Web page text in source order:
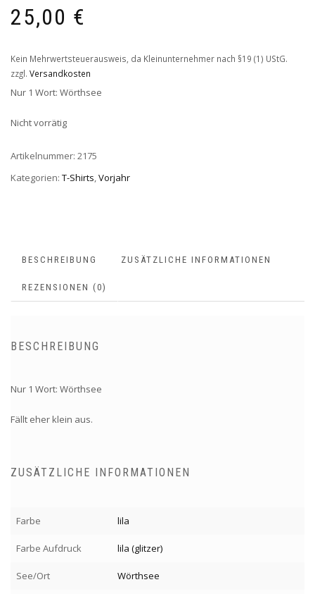
25,00 €
Kein Mehrwertsteuerausweis, da Kleinunternehmer nach §19 (1) UStG.
zzgl. Versandkosten
Nur 1 Wort: Wörthsee
Nicht vorrätig
Artikelnummer: 2175
Kategorien: T-Shirts,Vorjahr
BESCHREIBUNG ZUSÄTZLICHE INFORMATIONEN
REZENSIONEN (0)
BESCHREIBUNG
Nur 1 Wort: Wörthsee
Fällt eher klein aus.
ZUSÄTZLICHE INFORMATIONEN
Farbe lila
Farbe Aufdruck lila (glitzer)
See/Ort Wörthsee